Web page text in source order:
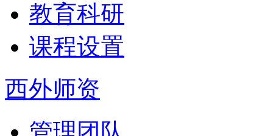
教育科研
课程设置
西外师资